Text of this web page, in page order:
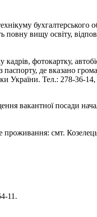
бухгалтерського
вищу освіту,
фотокартку,
де вказано
України. Тел.: 278-36-
вакантної посади
проживання: смт.
11.